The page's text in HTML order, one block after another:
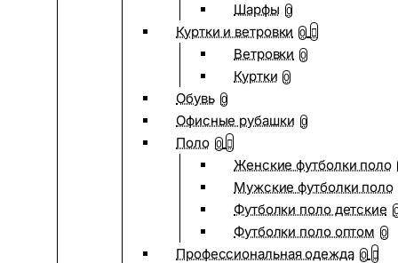
Шарфы 0
Куртки и ветровки 0
Ветровки 0
Куртки 0
Обувь 0
Офисные рубашки 0
Поло 0
Женские футболки поло
Мужские футболки поло
Футболки поло детские
Футболки поло оптом 0
Профессиональная одежда 0